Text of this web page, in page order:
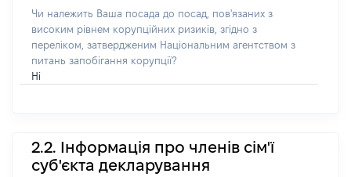
Чи належить Ваша посада до посад, пов'язаних з
високим рівнем корупційних ризиків, згідно з
переліком, затвердженим Національним агентством з
питань запобігання корупції?
Ні
2.2. Інформація про членів сім'ї
суб'єкта декларування